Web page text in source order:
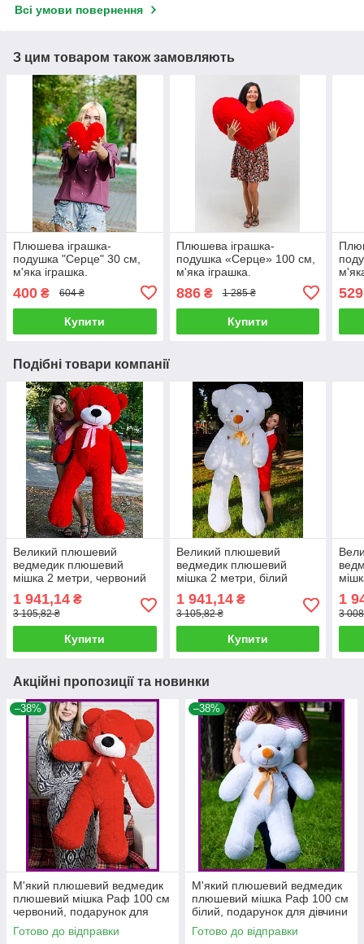
Всі умови повернення
З цим товаром також замовляють
Плюшева іграшка-
подушка "Серце" 30 см,
м'яка іграшка.
400 ₴ 604 ₴
Купити
Плюшева іграшка-
подушка «Серце» 100 см,
м'яка іграшка.
886₴ 1 285 ₴
Купити
529
Подібні товари компанії
Великий плюшевий
ведмедик плюшевий
мішка 2 метри, червоний
м'який ведмедик,
подарунок для дівчини
1 941,14 ₴
3 105,82 ₴
Купити
Великий плюшевий
ведмедик плюшевий
мішка 2 метри, білий
м'який ведмедик,
подарунок для дівчини
1 941,14₴
3 105,82 ₴
Купити
1
3
Акційні пропозиції та новинки
–38%
М'який плюшевий ведмедик
плюшевий мішка Раф 100 см
червоний, подарунок для
дівчини на день народження
Готово до відправки
–38%
М'який плюшевий ведмедик
плюшевий мішка Раф 100 см
білий, подарунок для дівчини
на день народження
Готово до відправки